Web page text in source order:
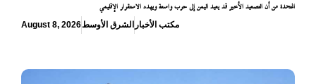
المتحدة من أن التصعيد الأخير قد يعيد اليمن إلى حرب واسعة ويهدد الاستقرار الإقليمي
August 8, 2026الشرق الأوسط مكتب الأخبار